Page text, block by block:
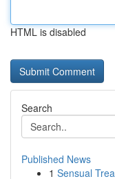
HTML is disabled
Search
Published News
1 Sensual